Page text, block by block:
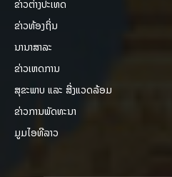
ຂ່າວຕ່າງປະເທດ
ຂ່າວທ້ອງຖິ່ນ
ນານາສາລະ
ຂ່າວເຫດການ
ສຸຂະພາບ ແລະ ສີ່ງແວດລ້ອມ
ຂ່າວການພັດທະນາ
ມູມໄອທີລາວ